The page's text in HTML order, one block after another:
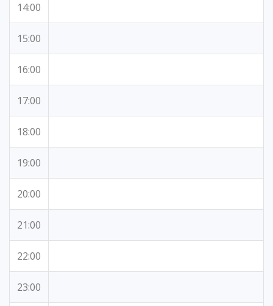
14:00
15:00
16:00
17:00
18:00
19:00
20:00
21:00
22:00
23:00